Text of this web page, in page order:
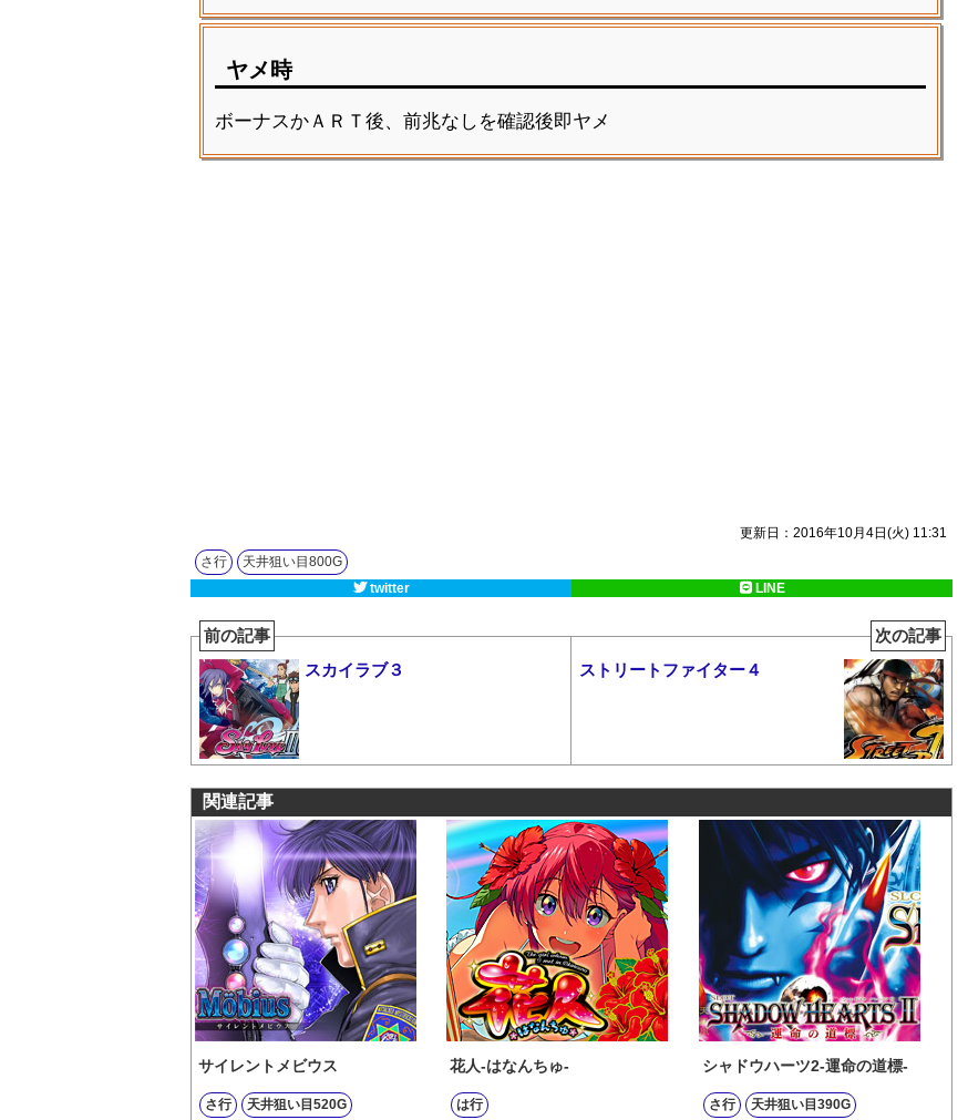
ヤメ時
ボーナスかＡＲＴ後、前兆なしを確認後即ヤメ
更新日：2016年10月4日(火) 11:31
さ行
天井狙い目800G
twitter
LINE
前の記事
スカイラブ３
次の記事
ストリートファイター４
関連記事
サイレントメビウス
さ行 天井狙い目520G
花人-はなんちゅ-
は行
シャドウハーツ2-運命の道標-
さ行 天井狙い目390G